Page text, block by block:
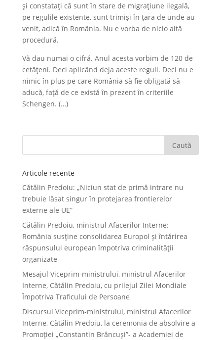
și constatați că sunt în stare de migrațiune ilegală,
pe regulile existente, sunt trimiși în țara de unde au
venit, adică în România. Nu e vorba de nicio altă
procedură.
Vă dau numai o cifră. Anul acesta vorbim de 120 de
cetățeni. Deci aplicând deja aceste reguli. Deci nu e
nimic în plus pe care România să fie obligată să
aducă, față de ce există în prezent în criteriile
Schengen. (…)
Articole recente
Cătălin Predoiu: „Niciun stat de primă intrare nu
trebuie lăsat singur în protejarea frontierelor
externe ale UE”
Cătălin Predoiu, ministrul Afacerilor Interne:
România susține consolidarea Europol și întărirea
răspunsului european împotriva criminalității
organizate
Mesajul Viceprim-ministrului, ministrul Afacerilor
Interne, Cătălin Predoiu, cu prilejul Zilei Mondiale
Împotriva Traficului de Persoane
Discursul Viceprim-ministrului, ministrul Afacerilor
Interne, Cătălin Predoiu, la ceremonia de absolvire a
Promoției „Constantin Brâncuși”- a Academiei de